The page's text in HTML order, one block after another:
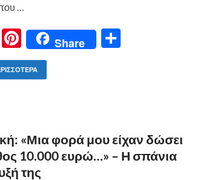
…
T
Pi
nt
er
Share
τε
ίτ
«Μια φορά μου είχαν δώσει
10.000 ευρώ…» – Η σπάνια
της